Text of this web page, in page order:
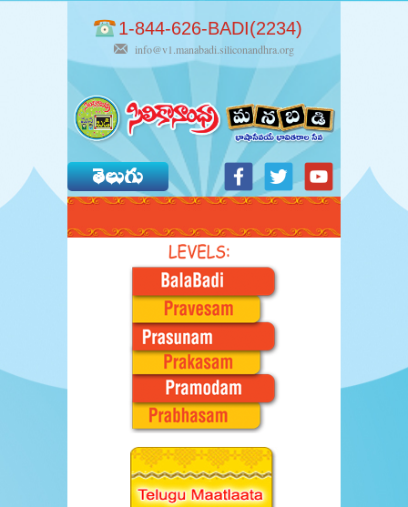
1-844-626-BADI(2234)
info@v1.manabadi.siliconandhra.org
తెలుగు